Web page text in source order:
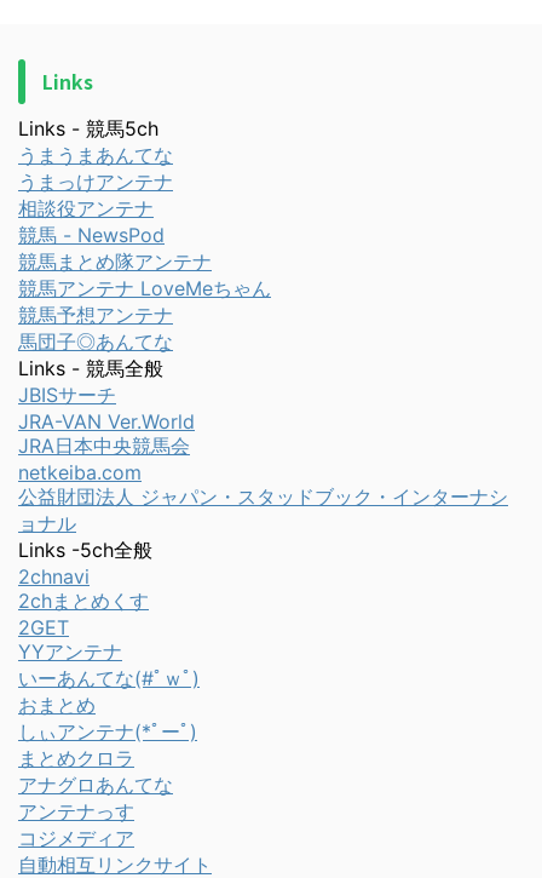
Links
Links - 競馬5ch
うまうまあんてな
うまっけアンテナ
相談役アンテナ
競馬 - NewsPod
競馬まとめ隊アンテナ
競馬アンテナ LoveMeちゃん
競馬予想アンテナ
馬団子◎あんてな
Links - 競馬全般
JBISサーチ
JRA-VAN Ver.World
JRA日本中央競馬会
netkeiba.com
公益財団法人 ジャパン・スタッドブック・インターナシ
ョナル
Links -5ch全般
2chnavi
2chまとめくす
2GET
YYアンテナ
いーあんてな(#ﾟｗﾟ)
おまとめ
しぃアンテナ(*ﾟーﾟ)
まとめクロラ
アナグロあんてな
アンテナっす
コジメディア
自動相互リンクサイト